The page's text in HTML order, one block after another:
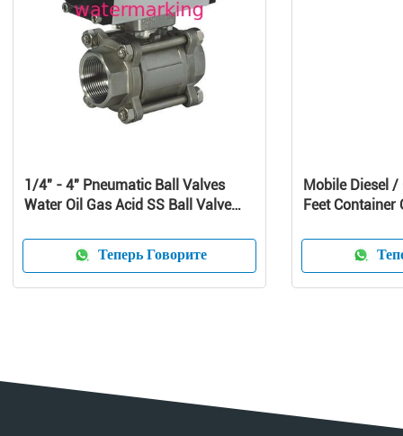
1/4" - 4" Pneumatic Ball Valves
Water Oil Gas Acid SS Ball Valve
Теперь Говорите
Mobile Diesel /
Feet Container